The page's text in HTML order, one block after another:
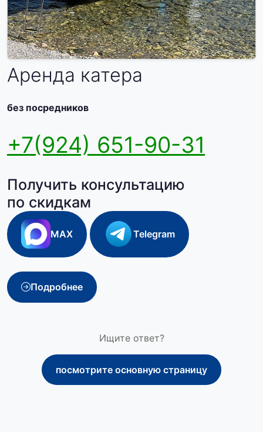
Аренда катера
без посредников
+7(924) 651-90-31
Получить консультацию
по скидкам
MAX Telegram
Подробнее
Ищите ответ?
посмотрите основную страницу